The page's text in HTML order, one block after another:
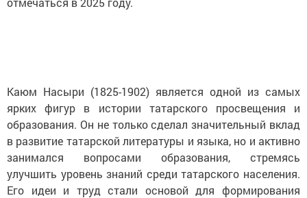
Каюм Насыри (1825-1902) является одной из самых
ярких фигур в истории татарского просвещения и
образования. Он не только сделал значительный вклад
в развитие татарской литературы и языка, но и активно
занимался вопросами образования, стремясь
улучшить уровень знаний среди татарского населения.
Его идеи и труд стали основой для формирования